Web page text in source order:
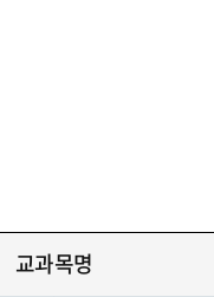
교과목명